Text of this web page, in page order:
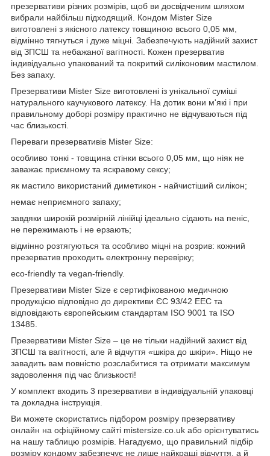
презервативи різних розмірів, щоб ви досвідченим шляхом
вибрали найбільш підходящий. Кондом Mister Size
виготовлені з якісного латексу товщиною всього 0,05 мм,
відмінно тягнуться і дуже міцні. Забезпечують надійний захист
від ЗПСШ та небажаної вагітності. Кожен презерватив
індивідуально упакований та покритий силіконовим мастилом.
Без запаху.
Презервативи Mister Size виготовлені із унікальної суміші
натурального каучукового латексу. На дотик вони м'які і при
правильному доборі розміру практично не відчуваються під
час близькості.
Переваги презервативів Mister Size:
особливо тонкі - товщина стінки всього 0,05 мм, що ніяк не
заважає приємному та яскравому сексу;
як мастило використаний диметикон - найчистіший силікон;
немає неприємного запаху;
завдяки широкій розмірній лінійці ідеально сідають на пеніс,
не пережимають і не ерзають;
відмінно розтягуються та особливо міцні на розрив: кожний
презерватив проходить електронну перевірку;
eco-friendly та vegan-friendly.
Презервативи Mister Size є сертифікованою медичною
продукцією відповідно до директиви ЄС 93/42 EEC та
відповідають європейським стандартам ISO 9001 та ISO
13485.
Презервативи Mister Size – це не тільки надійний захист від
ЗПСШ та вагітності, але й відчуття «шкіра до шкіри». Ніщо не
завадить вам повністю розслабитися та отримати максимум
задоволення під час близькості!
У комплект входить 3 презервативи в індивідуальній упаковці
та докладна інструкція.
Ви можете скористатись підбором розміру презервативу
онлайн на офіційному сайті mistersize.co.uk або орієнтуватись
на нашу таблицю розмірів. Нагадуємо, що правильний підбір
розміру кондому забезпечує не лише найкращі відчуття, а й